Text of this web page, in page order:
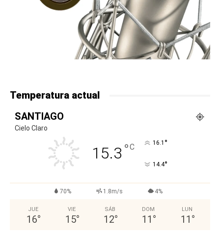
Temperatura actual
SANTIAGO
Cielo Claro
15.3 °C 16.1 °
14.4°
70% 1.8m/s 4%
JUE
16°
VIE
15°
SÁB
12°
DOM
11 °
LUN
11 °